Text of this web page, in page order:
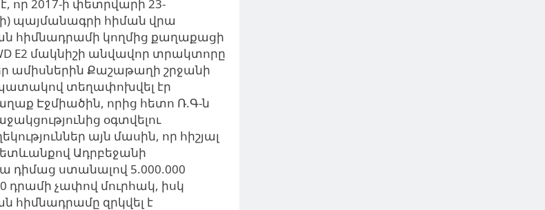
որ 2017-ի փետրվարի 23-
պայմանագրի հիման վրա
հիմնադրամի կողմից քաղաքացի
E2 մակնիշի անվավոր տրակտորը
ամիսներին Քաշաթաղի շրջանի
տեղափոխվել էր
Էջմիածին, որից հետո Ռ.Գ-ն
օգտվելու
այն մասին, որ հիշյալ
Ադրբեջանի
դիմաց ստանալով 5.000.000
դրամի չափով մուրհակ, իսկ
հիմնադրամը զրկվել է